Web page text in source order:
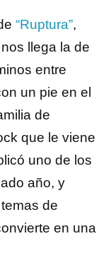
“Ruptura”,
llega la de
entre
un pie en el
de
que le viene
uno de los
año, y
de
en una